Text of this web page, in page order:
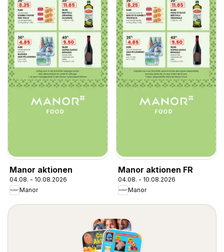
Manor aktionen
04.08. - 10.08.2026
Manor
Manor aktionen FR
04.08. - 10.08.2026
Manor